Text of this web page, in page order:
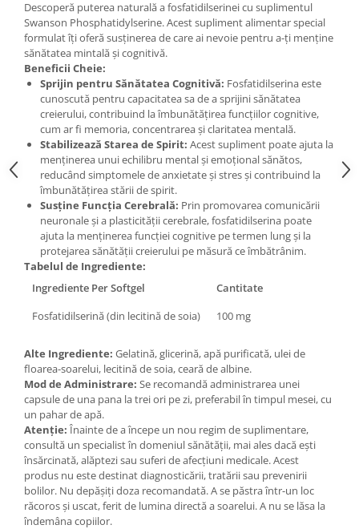
Under Armour
Universal
Vitargo
Weider
Zenana
Descoperă puterea naturală a fosfatidilserinei cu suplimentul
Swanson Phosphatidylserine. Acest supliment alimentar special
formulat îți oferă susținerea de care ai nevoie pentru a-ți menține
sănătatea mintală și cognitivă.
Beneficii Cheie:
Sprijin pentru Sănătatea Cognitivă: Fosfatidilserina este
cunoscută pentru capacitatea sa de a sprijini sănătatea
creierului, contribuind la îmbunătățirea funcțiilor cognitive,
cum ar fi memoria, concentrarea și claritatea mentală.
Stabilizează Starea de Spirit: Acest supliment poate ajuta la
menținerea unui echilibru mental și emoțional sănătos,
reducând simptomele de anxietate și stres și contribuind la
îmbunătățirea stării de spirit.
Susține Funcția Cerebrală: Prin promovarea comunicării
neuronale și a plasticității cerebrale, fosfatidilserina poate
ajuta la menținerea funcției cognitive pe termen lung și la
protejarea sănătății creierului pe măsură ce îmbătrânim.
Tabelul de Ingrediente:
Ingrediente Per Softgel
Cantitate
Fosfatidilserină (din lecitină de soia)
100 mg
Alte Ingrediente: Gelatină, glicerină, apă purificată, ulei de
floarea-soarelui, lecitină de soia, ceară de albine.
Mod de Administrare: Se recomandă administrarea unei
capsule de una pana la trei ori pe zi, preferabil în timpul mesei, cu
un pahar de apă.
Atenție: Înainte de a începe un nou regim de suplimentare,
consultă un specialist în domeniul sănătății, mai ales dacă ești
însărcinată, alăptezi sau suferi de afecțiuni medicale. Acest
produs nu este destinat diagnosticării, tratării sau prevenirii
bolilor. Nu depășiți doza recomandată. A se păstra într-un loc
răcoros și uscat, ferit de lumina directă a soarelui. A nu se lăsa la
îndemâna copiilor.